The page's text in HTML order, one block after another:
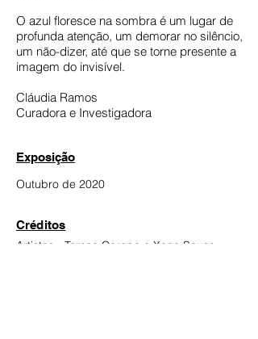
O azul floresce na sombra é um lugar de
profunda atenção, um demorar no silêncio,
um não-dizer, até que se torne presente a
imagem do invisível.
Cláudia Ramos
Curadora e Investigadora
Exposição
Outubro de 2020
Créditos
Artistas - Teresa Carepo e Xana Sousa